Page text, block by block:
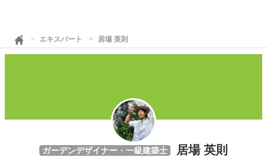
エキスパート 居場 英則
ガーデンデザイナー・一級建築士 居場 英則